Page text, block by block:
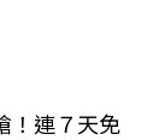
！連７天免